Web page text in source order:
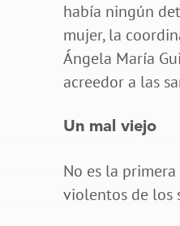
había ningún
mujer, la
Ángela María
acreedor a las
Un mal viejo
No es la
violentos de los